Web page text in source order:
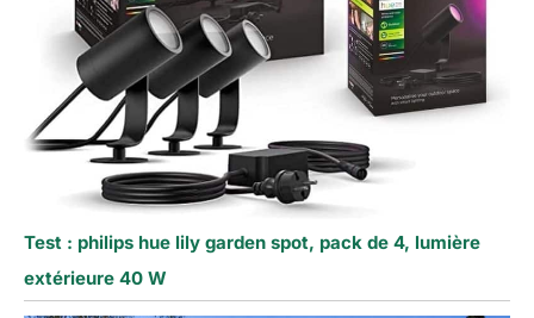
Test : philips hue lily garden spot, pack de 4, lumière
extérieure 40 W